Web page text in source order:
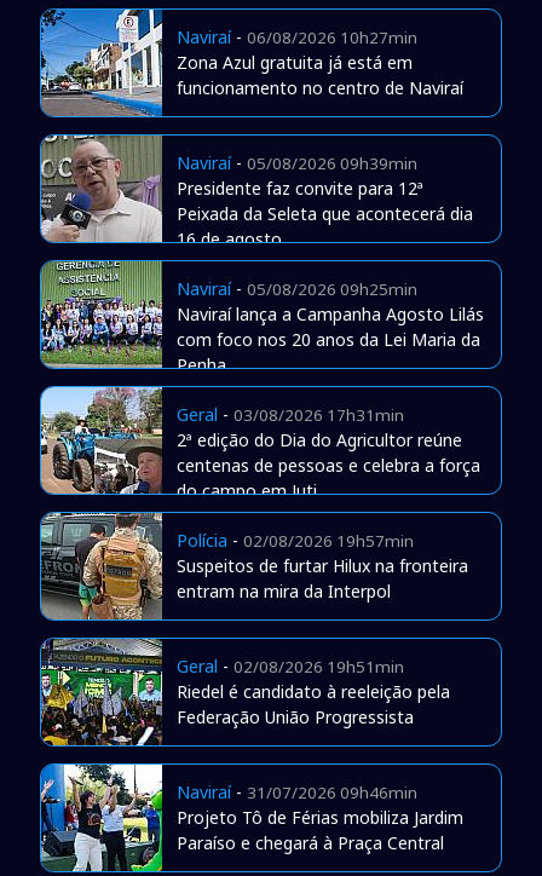
Naviraí- 06/08/2026 10h27min
Zona Azul gratuita já está em
funcionamento no centro de Naviraí
Naviraí- 05/08/2026 09h39min
Presidente faz convite para 12ª
Peixada da Seleta que acontecerá dia
16 de agosto
Naviraí- 05/08/2026 09h25min
Naviraí lança a Campanha Agosto Lilás
com foco nos 20 anos da Lei Maria da
Penha
Geral - 03/08/2026 17h31min
2ª edição do Dia do Agricultor reúne
centenas de pessoas e celebra a força
do campo em Juti
Polícia - 02/08/2026 19h57min
Suspeitos de furtar Hilux na fronteira
entram na mira da Interpol
Geral - 02/08/2026 19h51min
Riedel é candidato à reeleição pela
Federação União Progressista
Naviraí- 31/07/2026 09h46min
Projeto Tô de Férias mobiliza Jardim
Paraíso e chegará à Praça Central